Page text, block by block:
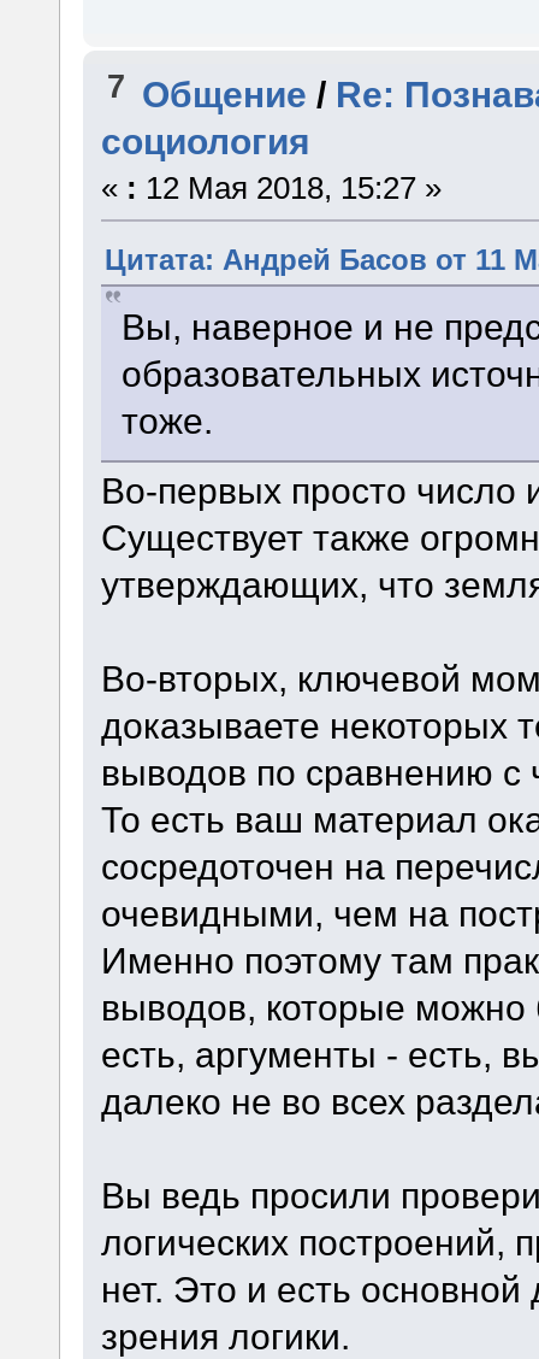
7 Общение / Re:
социология
« : 12 Мая 2018, 15:27 »
Цитата: Андрей Басов от 11
Вы, наверное и не
образовательных
тоже.
Во-первых просто число
Существует также
утверждающих, что
Во-вторых, ключевой
доказываете некоторых
выводов по сравнению с
То есть ваш материал
сосредоточен на
очевидными, чем на
Именно поэтому там
выводов, которые
есть, аргументы - есть,
далеко не во всех
Вы ведь просили
логических построений,
нет. Это и есть
зрения логики.